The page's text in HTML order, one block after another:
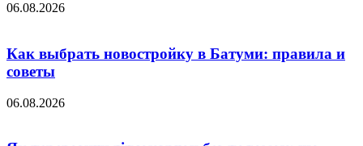
06.08.2026
Как выбрать новостройку в Батуми: правила и
советы
06.08.2026